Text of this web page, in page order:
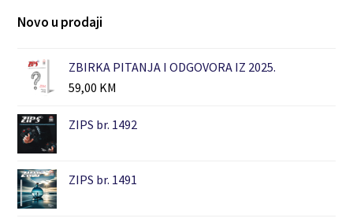
Novo u prodaji
ZBIRKA PITANJA I ODGOVORA IZ 2025.
59,00 KM
ZIPS br. 1492
ZIPS br. 1491